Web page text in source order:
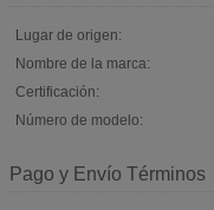
Lugar de origen:
Nombre de la marca:
Certificación:
Número de modelo:
Pago y Envío Términos